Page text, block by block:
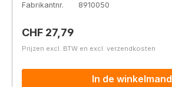
Fabrikantnr.
8910050
Normale prijs:
CHF 27,79
Prijzen excl. BTW en excl. verzendkosten
In de winkelmand